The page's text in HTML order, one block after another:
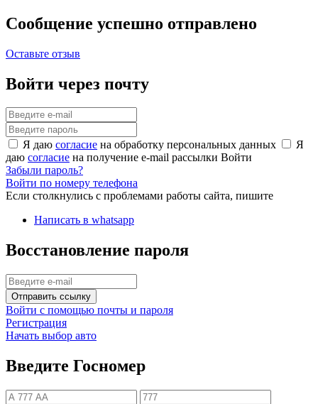
Сообщение успешно отправлено
Оставьте отзыв
Войти через почту
Я даю согласие на обработку персональных данных
Я
даю согласие на получение e-mail рассылки Войти
Забыли пароль?
Войти по номеру телефона
Если столкнулись с проблемами работы сайта, пишите
Написать в whatsapp
Восстановление пароля
Отправить ссылку
Войти с помощью почты и пароля
Регистрация
Начать выбор авто
Введите Госномер